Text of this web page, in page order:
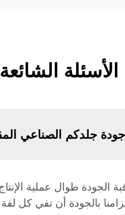
الأسئلة
جلدكم الصناعي
طوال عملية
بالجودة أن تفي كل